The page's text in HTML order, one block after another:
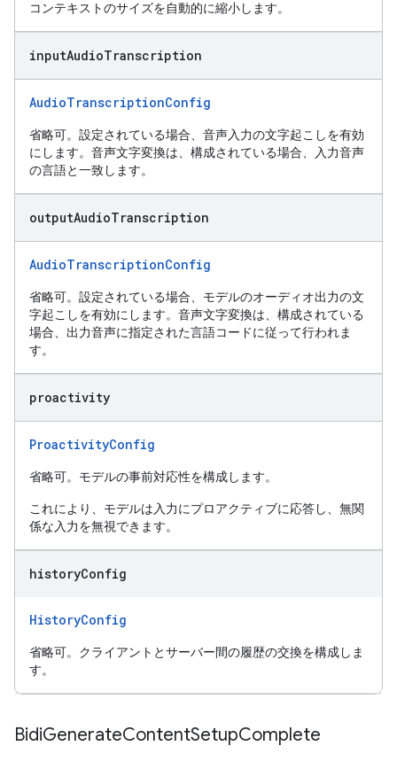
コンテキストのサイズを自動的に縮小します。
inputAudioTranscription
AudioTranscriptionConfig
省略可。設定されている場合、音声入力の文字起こしを有効
にします。音声文字変換は、構成されている場合、入力音声
の言語と一致します。
outputAudioTranscription
AudioTranscriptionConfig
省略可。設定されている場合、モデルのオーディオ出力の文
字起こしを有効にします。音声文字変換は、構成されている
場合、出力音声に指定された言語コードに従って行われま
す。
proactivity
ProactivityConfig
省略可。モデルの事前対応性を構成します。
これにより、モデルは入力にプロアクティブに応答し、無関
係な入力を無視できます。
historyConfig
HistoryConfig
省略可。クライアントとサーバー間の履歴の交換を構成しま
す。
BidiGenerateContentSetupComplete